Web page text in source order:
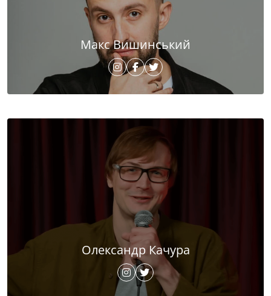
Макс Вишинський
Олександр Качура